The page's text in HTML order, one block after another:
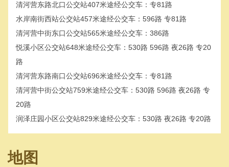
清河营东路北口公交站407米途经公交车：专81路
水岸南街西站公交站457米途经公交车：596路 专81路
清河营中街东口公交站565米途经公交车：386路
悦溪小区公交站648米途经公交车：530路 596路 夜26路 专20
路
清河营东路南口公交站696米途经公交车：专81路
清河营中街公交站759米途经公交车：530路 596路 夜26路 专
20路
润泽庄园小区公交站829米途经公交车：530路 夜26路 专20路
地图